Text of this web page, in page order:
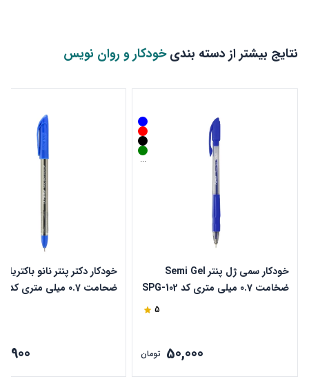
نتایج بیشتر از دسته بندیخودکار و روان نویس
...
خودکار سمی ژل پنتر Semi Gel
ضخامت 0.7 میلی متری کد SPG-102
5
50,000 تومان
خودکار دکتر پنتر نانو باکتریال
ضحامت 0.7 میلی متری کد DP 105